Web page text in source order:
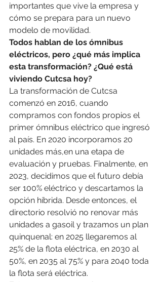
importantes que vive la empresa y
cómo se prepara para un nuevo
modelo de movilidad.
Todos hablan de los ómnibus
eléctricos, pero ¿qué más implica
esta transformación? ¿Qué está
viviendo Cutcsa hoy?
La transformación de Cutcsa
comenzó en 2016, cuando
compramos con fondos propios el
primer ómnibus eléctrico que ingresó
al país. En 2020 incorporamos 20
unidades más,en una etapa de
evaluación y pruebas. Finalmente, en
2023, decidimos que el futuro debía
ser 100% eléctrico y descartamos la
opción híbrida. Desde entonces, el
directorio resolvió no renovar más
unidades a gasoil y trazamos un plan
quinquenal: en 2025 llegaremos al
25% de la flota eléctrica, en 2030 al
50%, en 2035 al 75% y para 2040 toda
la flota será eléctrica.